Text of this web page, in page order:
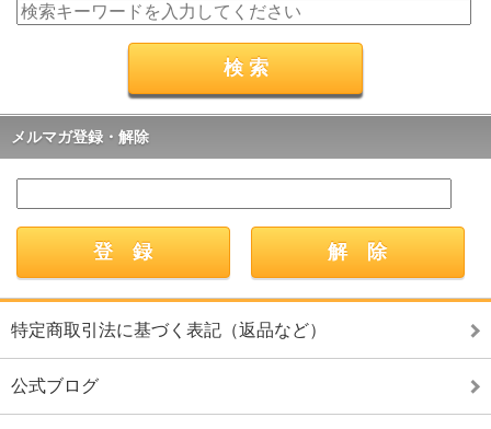
メルマガ登録・解除
特定商取引法に基づく表記（返品など）
公式ブログ